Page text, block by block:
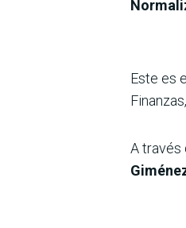
Este es
Finanzas,
A través